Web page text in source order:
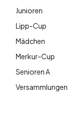
Junioren
Lipp-Cup
Mädchen
Merkur-Cup
Senioren A
Versammlungen